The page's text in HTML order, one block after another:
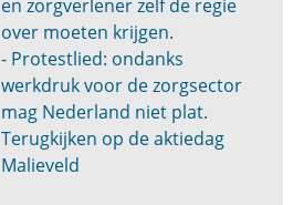
en zorgverlener zelf de regie
over moeten krijgen.
- Protestlied: ondanks
werkdruk voor de zorgsector
mag Nederland niet plat.
Terugkijken op de aktiedag
Malieveld